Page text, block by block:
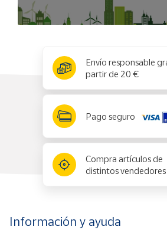
Envío responsable
partir de 20 €
Pago seguro
Compra artículos de
distintos vendedores
Información y ayuda